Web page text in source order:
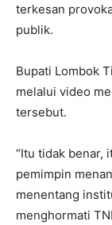
terkesan
publik.
Bupati Lombok
melalui video
tersebut.
“Itu tidak benar,
pemimpin
menentang
menghormati